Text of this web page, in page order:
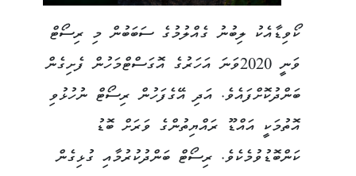
ކޯވިޑާއެކު ލިބުނު ގެއްލުމުގެ ސަބަބުން މި ރިސޯޓް
ވަނީ 2020ވަނަ އަހަރުގެ އޮގަސްޓްމަހުން ފެށިގެން
ބަންދުކޮށްފައެވެ. އަދި އޭގެފަހުން ރިސޯޓް ނުހުޅުވި
އޮތުމަކީ އައްޑޫ ރައްޔިތުންގެ ވަރަށް ބޮޑު
ކަންބޮޑުވުމެކެވެ. ރިސޯޓް ބަންދުކުރުމާއި ގުޅިގެން